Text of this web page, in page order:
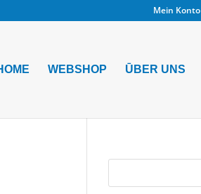
Mein Konto
WEBSHOP ŪBER UNS